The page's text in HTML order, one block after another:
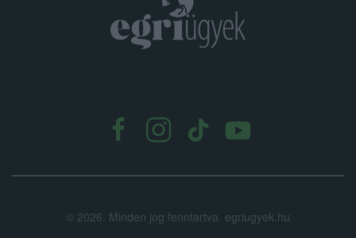
© 2026. Minden jog fenntartva. egriugyek.hu